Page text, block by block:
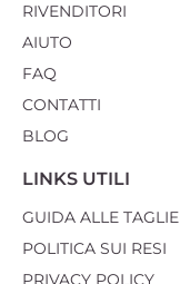
RIVENDITORI
AIUTO
FAQ
CONTATTI
BLOG
LINKS UTILI
GUIDA ALLE TAGLIE
POLITICA SUI RESI
PRIVACY POLICY